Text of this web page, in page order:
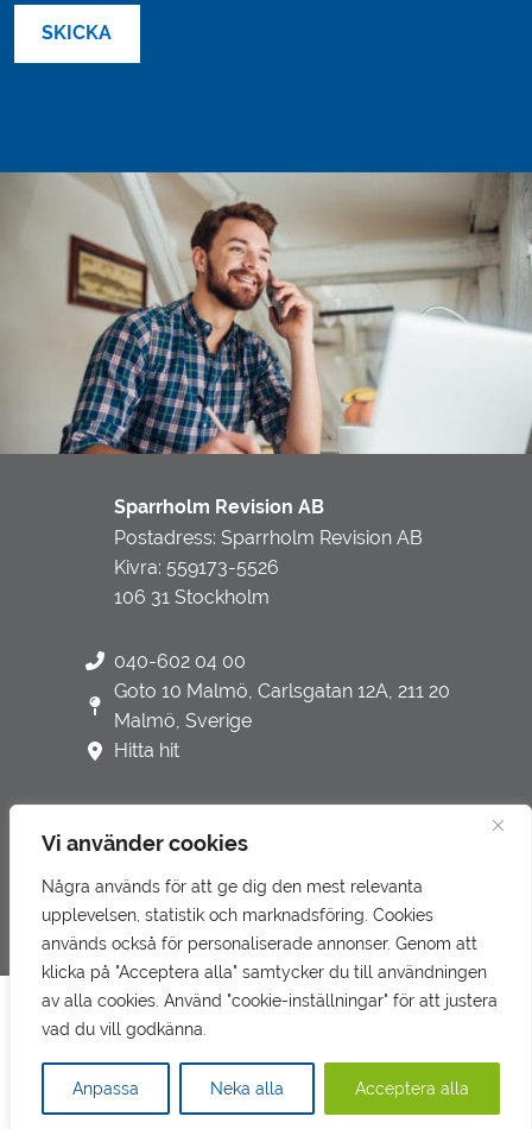
Vi använder cookies
Några används för att ge dig den mest relevanta
upplevelsen, statistik och marknadsföring. Cookies
används också för personaliserade annonser. Genom att
klicka på "Acceptera alla" samtycker du till användningen
av alla cookies. Använd "cookie-inställningar" för att justera
vad du vill godkänna.
Anpassa Neka alla Acceptera alla
Sparrholm Revision AB
Postadress: Sparrholm Revision AB
Kivra: 559173-5526
106 31 Stockholm
040-602 04 00
Goto 10 Malmö, Carlsgatan 12A, 211 20
Malmö, Sverige
Hitta hit
Integritetspolicy
Underbiträden
Klagomålshantering
Denna webbplats använder cookies för att förbättra din
upplevelse. Läs mer om vår integritetspolicy här.
GODKÄNN